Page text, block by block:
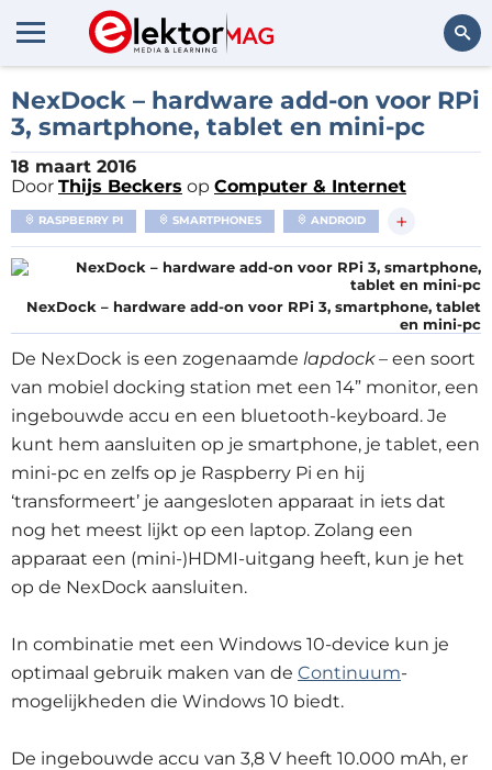
Zoeken
NexDock – hardware add-on voor RPi
3, smartphone, tablet en mini-pc
18 maart 2016
Door Thijs Beckers op Computer & Internet
RASPBERRY PI SMARTPHONES ANDROID +
NexDock – hardware add-on voor RPi 3, smartphone, tablet
en mini-pc
De NexDock is een zogenaamde lapdock– een soort
van mobiel docking station met een 14” monitor, een
ingebouwde accu en een bluetooth-keyboard. Je
kunt hem aansluiten op je smartphone, je tablet, een
mini-pc en zelfs op je Raspberry Pi en hij
‘transformeert’ je aangesloten apparaat in iets dat
nog het meest lijkt op een laptop. Zolang een
apparaat een (mini-)HDMI-uitgang heeft, kun je het
op de NexDock aansluiten.
In combinatie met een Windows 10-device kun je
optimaal gebruik maken van de Continuum-
mogelijkheden die Windows 10 biedt.
De ingebouwde accu van 3,8 V heeft 10.000 mAh, er